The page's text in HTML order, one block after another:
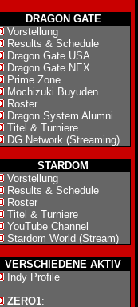
DRAGON GATE
Vorstellung
Results & Schedule
Dragon Gate USA
Dragon Gate NEX
Prime Zone
Mochizuki Buyuden
Roster
Dragon System Alumni
Titel & Turniere
DG Network (Streaming)
STARDOM
Vorstellung
Results & Schedule
Roster
Titel & Turniere
YouTube Channel
Stardom World (Stream)
VERSCHIEDENE AKTIV
Indy Profile
ZERO1: